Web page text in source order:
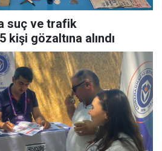
suç ve trafik
gözaltına alındı